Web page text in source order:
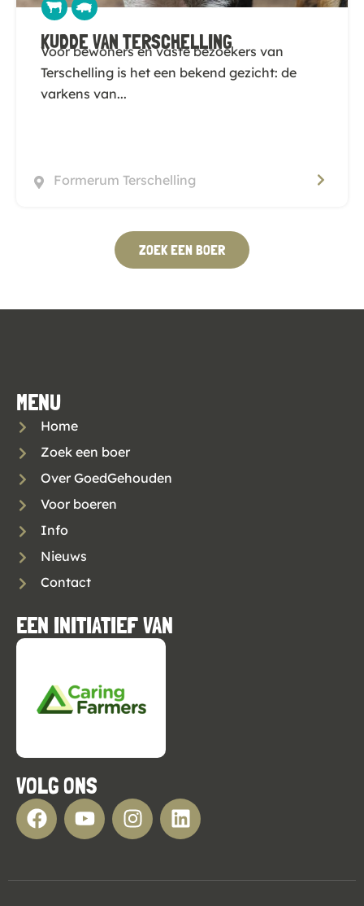
KUDDE VAN TERSCHELLING
Voor bewoners en vaste bezoekers van
Terschelling is het een bekend gezicht: de
varkens van...
Formerum Terschelling
ZOEK EEN BOER
MENU
Home
Zoek een boer
Over GoedGehouden
Voor boeren
Info
Nieuws
Contact
EEN INITIATIEF VAN
VOLG ONS